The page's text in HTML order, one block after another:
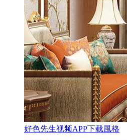
好色先生视频APP下载風格